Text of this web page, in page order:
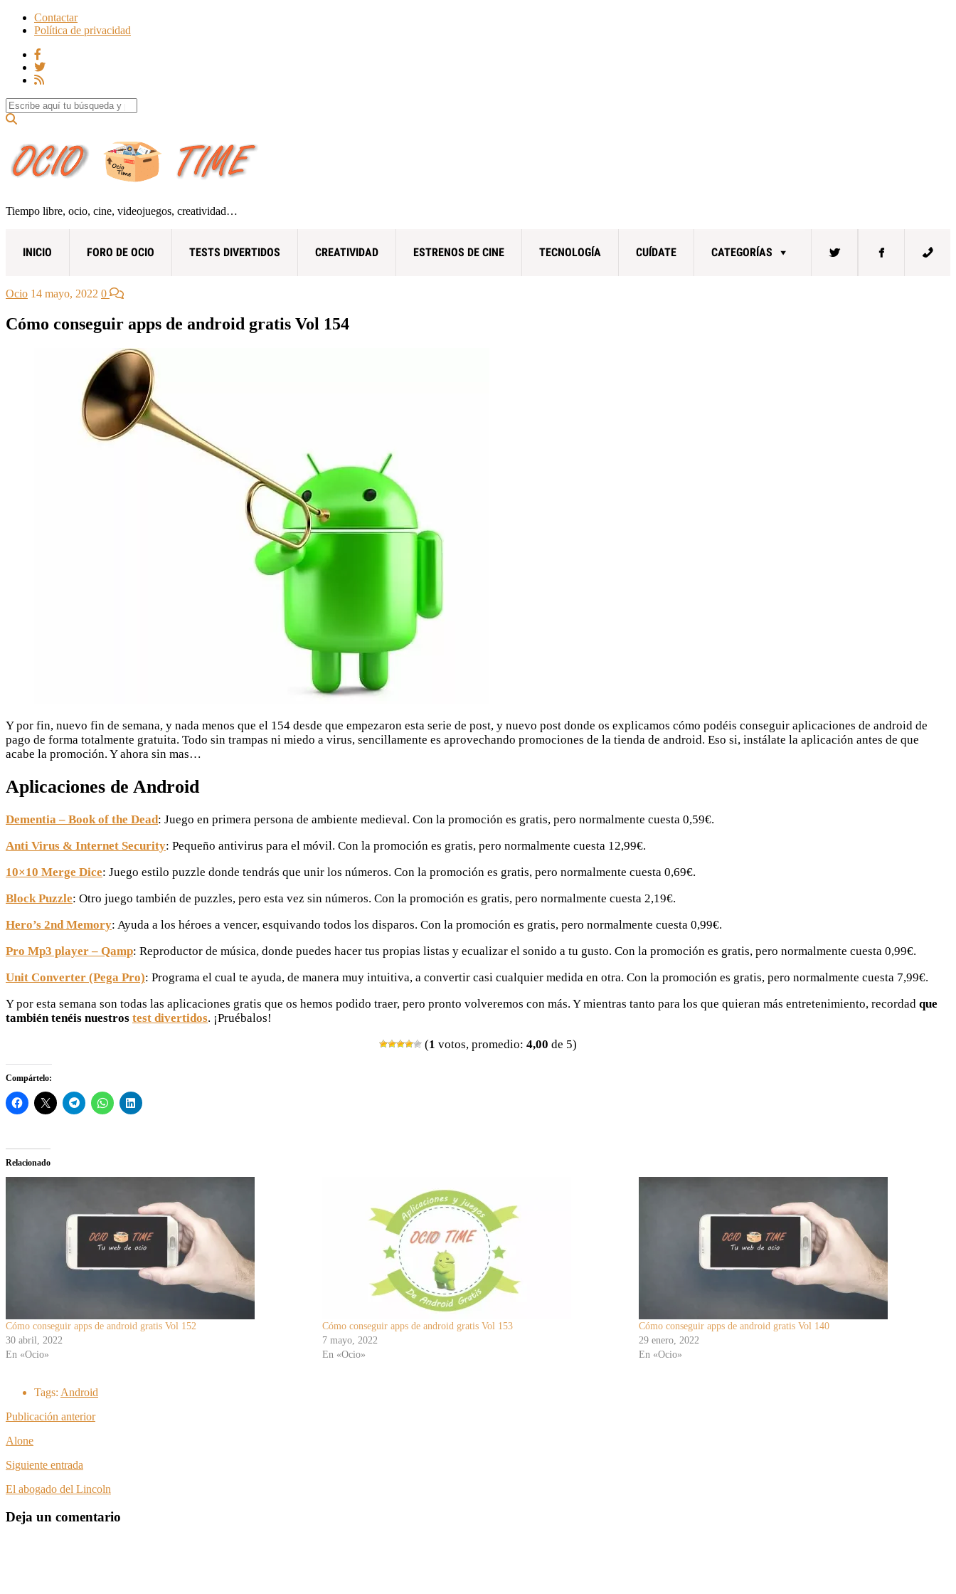
Contactar
Política de privacidad
Search for:
Tiempo libre, ocio, cine, videojuegos, creatividad…
INICIO FORO DE OCIO TESTS DIVERTIDOS CREATIVIDAD ESTRENOS DE CINE TECNOLOGÍA CUÍDATE CATEGORÍAS
Ocio 14 mayo, 2022 0
Cómo conseguir apps de android gratis Vol 154
Y por fin, nuevo fin de semana, y nada menos que el 154 desde que empezaron esta serie de post, y nuevo post donde os explicamos cómo podéis conseguir aplicaciones de android de
pago de forma totalmente gratuita. Todo sin trampas ni miedo a virus, sencillamente es aprovechando promociones de la tienda de android. Eso si, instálate la aplicación antes de que
acabe la promoción. Y ahora sin mas…
Aplicaciones de Android
Dementia – Book of the Dead: Juego en primera persona de ambiente medieval. Con la promoción es gratis, pero normalmente cuesta 0,59€.
Anti Virus & Internet Security: Pequeño antivirus para el móvil. Con la promoción es gratis, pero normalmente cuesta 12,99€.
10×10 Merge Dice: Juego estilo puzzle donde tendrás que unir los números. Con la promoción es gratis, pero normalmente cuesta 0,69€.
Block Puzzle: Otro juego también de puzzles, pero esta vez sin números. Con la promoción es gratis, pero normalmente cuesta 2,19€.
Hero’s 2nd Memory: Ayuda a los héroes a vencer, esquivando todos los disparos. Con la promoción es gratis, pero normalmente cuesta 0,99€.
Pro Mp3 player – Qamp: Reproductor de música, donde puedes hacer tus propias listas y ecualizar el sonido a tu gusto. Con la promoción es gratis, pero normalmente cuesta 0,99€.
Unit Converter (Pega Pro): Programa el cual te ayuda, de manera muy intuitiva, a convertir casi cualquier medida en otra. Con la promoción es gratis, pero normalmente cuesta 7,99€.
Y por esta semana son todas las aplicaciones gratis que os hemos podido traer, pero pronto volveremos con más. Y mientras tanto para los que quieran más entretenimiento, recordad que
también tenéis nuestros test divertidos. ¡Pruébalos!
(1 votos, promedio: 4,00 de 5)
Compártelo:
Relacionado
Cómo conseguir apps de android gratis Vol 152
30 abril, 2022
En «Ocio»
Cómo conseguir apps de android gratis Vol 153
7 mayo, 2022
En «Ocio»
Cómo conseguir apps de android gratis Vol 140
29 enero, 2022
En «Ocio»
Tags: Android
Publicación anterior
Alone
Siguiente entrada
El abogado del Lincoln
Deja un comentario